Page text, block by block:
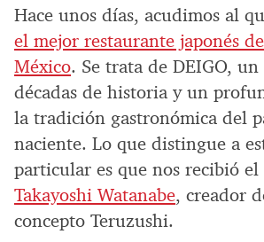
Hace unos días, acudimos al
el mejor restaurante japonés
México. Se trata de DEIGO,
décadas de historia y un
la tradición gastronómica del
naciente. Lo que distingue a
particular es que nos recibió
Takayoshi Watanabe, creador
concepto Teruzushi.